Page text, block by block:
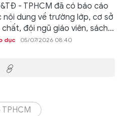
- TPHCM đã có báo cáo
nội dung về trường lớp, cơ sở
đội ngũ giáo viên, sách...
dục 05/07/2026 08:40